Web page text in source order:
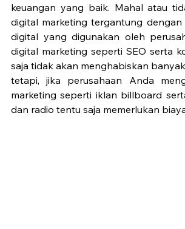
keuangan yang baik. Mahal atau
digital marketing tergantung dengan
digital yang digunakan oleh
digital marketing seperti SEO serta
saja tidak akan menghabiskan
tetapi, jika perusahaan Anda
marketing seperti iklan billboard
dan radio tentu saja memerlukan